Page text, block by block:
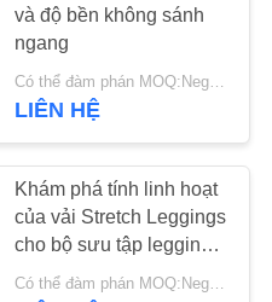
164
và độ bền không sánh
ngang
Có thể đàm phán MOQ:Negotiable
LIÊN HỆ
Khám phá tính linh hoạt
của vải Stretch Leggings
cho bộ sưu tập leggings
của bạn
Có thể đàm phán MOQ:Negotiable